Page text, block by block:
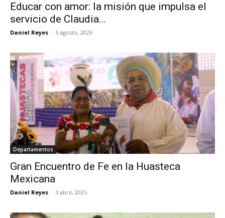
Educar con amor: la misión que impulsa el
servicio de Claudia...
Daniel Reyes - 5 agosto, 2026
Departamentos
Gran Encuentro de Fe en la Huasteca
Mexicana
Daniel Reyes - 3 abril, 2025